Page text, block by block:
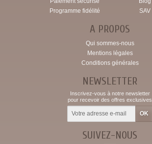
Programme fidélité
SAV
A PROPOS
Qui sommes-nous
Mentions légales
Conditions générales
NEWSLETTER
Inscrivez-vous à notre newsletter
pour recevoir des offres exclusives
SUIVEZ-NOUS